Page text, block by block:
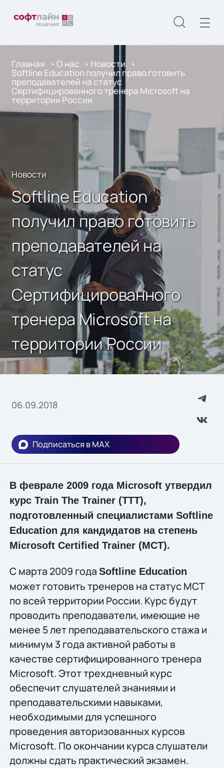
Главная О нас Новости
Softline Education получил право готовить
преподавателей на статус
Сертифицированного тренера Microsoft на
территории России
Новости
Softline Education
получил право готовить
преподавателей на
статус
Сертифицированного
тренера Microsoft на
территории России
06.09.2018
Подписаться в MAX
В феврале 2009 года Microsoft утвердил
курс Train The Trainer (ТТТ),
подготовленный специалистами Softline
Education для кандидатов на степень
Microsoft Certified Trainer (MCT).
С марта 2009 года Softline Education
может готовить тренеров на статус MCT
по всей территории России. Курс будут
проводить преподаватели, имеющие не
менее 5 лет преподавательского стажа и
минимум 3 года активной работы в
качестве сертифицированного тренера
Microsoft. Этот трехдневный курс
обеспечит слушателей знаниями и
преподавательскими навыками,
необходимыми для успешного
проведения авторизованных курсов
Microsoft. По окончании курса слушатели
должны сдать практический экзамен.